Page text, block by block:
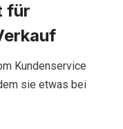
für
Kundenservice
sie etwas bei